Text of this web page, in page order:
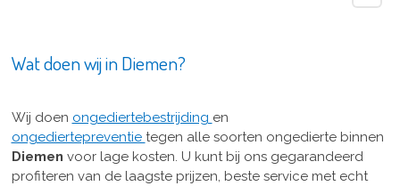
Wat doen wij in Diemen?
Wij doen ongediertebestrijding en
ongediertepreventie tegen alle soorten ongedierte binnen
Diemen voor lage kosten. U kunt bij ons gegarandeerd
profiteren van de laagste prijzen, beste service met echt